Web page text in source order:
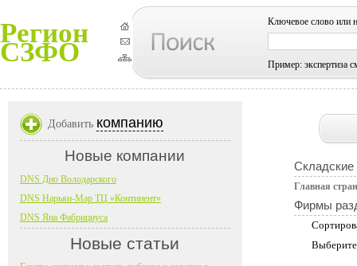
Регион
СЗФО
Ключевое слово или
Пример: экспертиза
Складские
Главная
Фирмы
Добавить компанию
Новые компании
DNS Дно Володарского
DNS Нарьян-Мар ТЦ «Континент»
DNS Яна Фабрициуса
Новые статьи